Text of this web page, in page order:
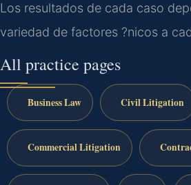
Los resultados de cada caso
variedad de factores ?nicos a
All practice pages
Business Law Civil Litigation
Commercial Litigation